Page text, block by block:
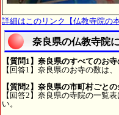
詳細はこのリンク【仏教寺院の
奈良県の仏教寺院
【質問1】奈良県のすべてのお
【回答1】奈良県のお寺の数は、
【質問2】奈良県の市町村ごと
【回答2】奈良県の寺院の一覧表
い。